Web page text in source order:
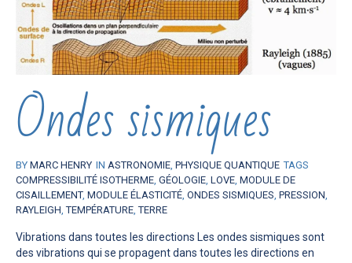
Ondes sismiques
BY MARC HENRY IN ASTRONOMIE, PHYSIQUE QUANTIQUE TAGS
COMPRESSIBILITÉ ISOTHERME, GÉOLOGIE, LOVE, MODULE DE
CISAILLEMENT, MODULE ÉLASTICITÉ, ONDES SISMIQUES, PRESSION,
RAYLEIGH,TEMPÉRATURE,TERRE
Vibrations dans toutes les directions Les ondes sismiques sont
des vibrations qui se propagent dans toutes les directions en